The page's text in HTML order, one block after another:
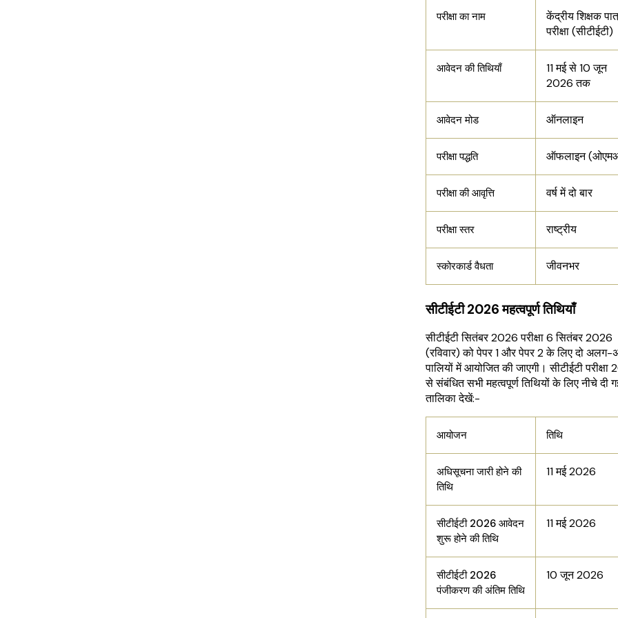
परीक्षा का नाम
केंद्रीय शिक्षक
परीक्षा (सीटीईटी)
आवेदन की तिथियाँ
11 मई से 10 जून
2026 तक
आवेदन मोड ऑनलाइन
परीक्षा पद्धति ऑफलाइन
परीक्षा की आवृत्ति वर्ष में दो बार
परीक्षा स्तर राष्ट्रीय
स्कोरकार्ड वैधता जीवनभर
सीटीईटी 2026 महत्वपूर्ण तिथियाँ
सीटीईटी सितंबर 2026 परीक्षा 6 सितंबर 2026
(रविवार) को पेपर 1 और पेपर 2 के लिए दो
पालियों में आयोजित की जाएगी। सीटीईटी परीक्षा
से संबंधित सभी महत्वपूर्ण तिथियों के लिए नीचे दी
तालिका देखें:-
आयोजन तिथि
अधिसूचना जारी होने की
तिथि
11 मई 2026
सीटीईटी 2026 आवेदन
शुरू होने की तिथि
11 मई 2026
सीटीईटी 2026
पंजीकरण की अंतिम तिथि
10 जून 2026